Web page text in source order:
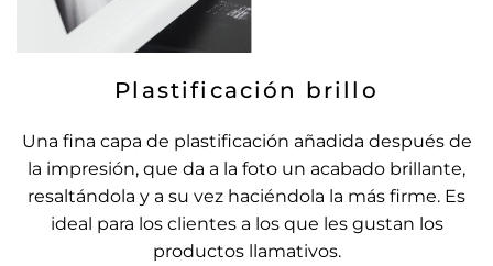
Plastificación brillo
Una fina capa de plastificación añadida después de
la impresión, que da a la foto un acabado brillante,
resaltándola y a su vez haciéndola la más firme. Es
ideal para los clientes a los que les gustan los
productos llamativos.